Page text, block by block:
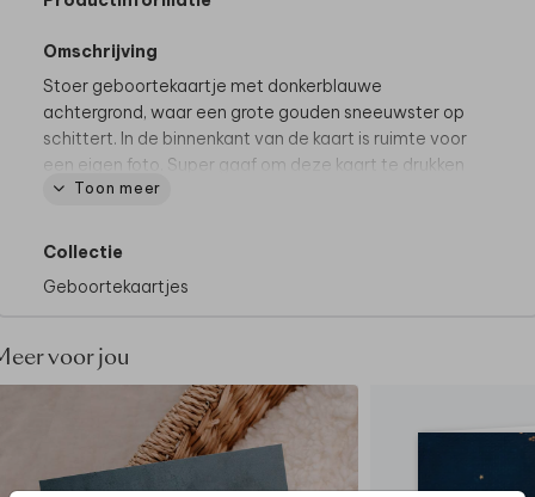
Omschrijving
Stoer geboortekaartje met donkerblauwe
achtergrond, waar een grote gouden sneeuwster op
schittert. In de binnenkant van de kaart is ruimte voor
een eigen foto. Super gaaf om deze kaart te drukken
op natuurkarton en te combineren met een gouden
Toon meer
Collectie
Geboortekaartjes
voor jou